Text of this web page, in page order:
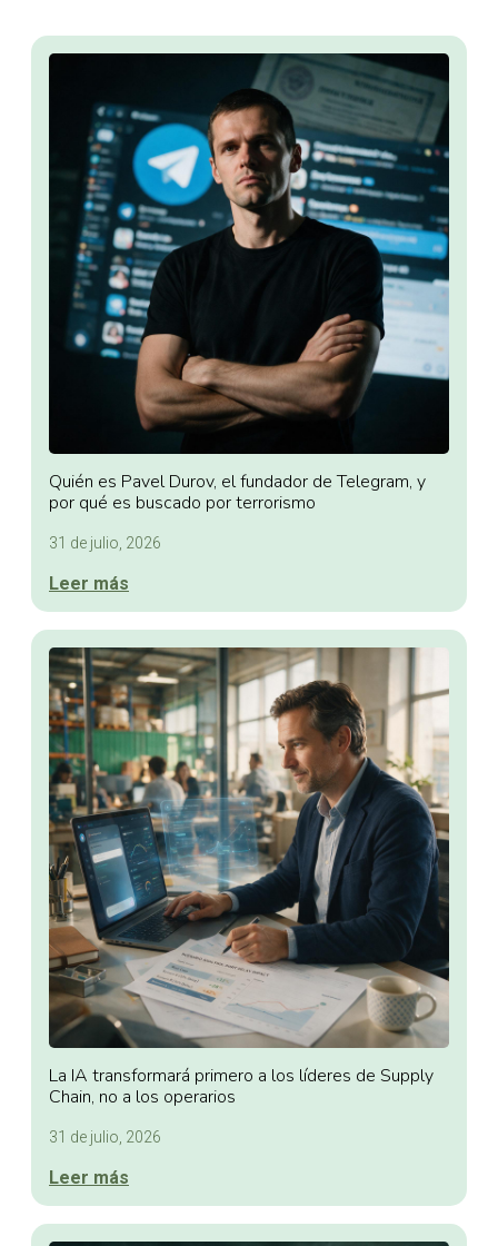
Quién es Pavel Durov, el fundador de Telegram, y
por qué es buscado por terrorismo
31 de julio, 2026
Leer más
La IA transformará primero a los líderes de Supply
Chain, no a los operarios
31 de julio, 2026
Leer más